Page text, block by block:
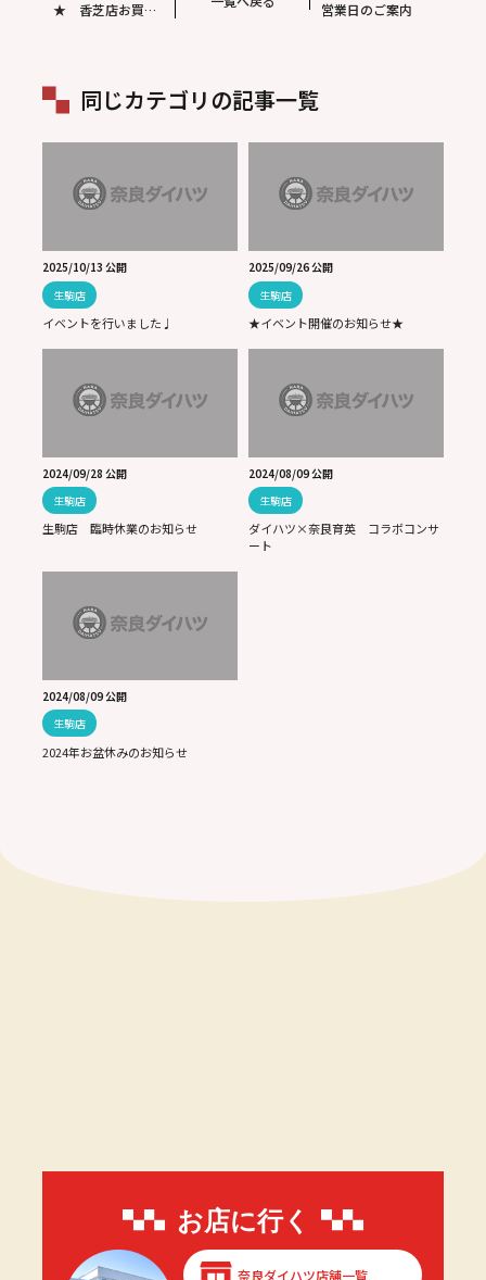
★ 香芝店お買い
営業日のご案内
同じカテゴリの記事一覧
2025/10/13 公開
生駒店
イベントを行いました♩
2025/09/26 公開
生駒店
★イベント開催のお知らせ★
2024/09/28 公開
生駒店
生駒店 臨時休業のお知らせ
2024/08/09 公開
生駒店
ダイハツ×奈良育英 コラボコンサ
ート
2024/08/09 公開
生駒店
2024年お盆休みのお知らせ
お店に行く
奈良ダイハツ店舗一覧